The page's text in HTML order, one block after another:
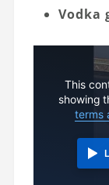
Vodka
This
showing
terms